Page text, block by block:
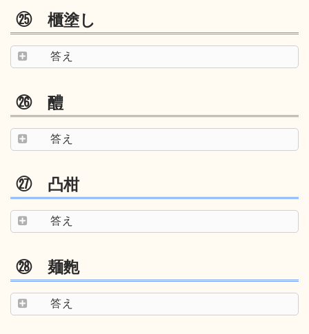
㉕ 櫃塗し
答え
㉖ 醴
答え
㉗ 凸柑
答え
㉘ 麺麭
答え